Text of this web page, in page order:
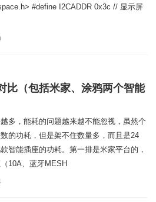
#define I2CADDR 0x3c // 显示屏
比（包括米家、涂鸦两个智能
多，能耗的问题越来越不能忽视，虽然个
的功耗，但是架不住数量多，而且是24
智能插座的功耗。第一排是米家平台的，
10A、蓝牙MESH